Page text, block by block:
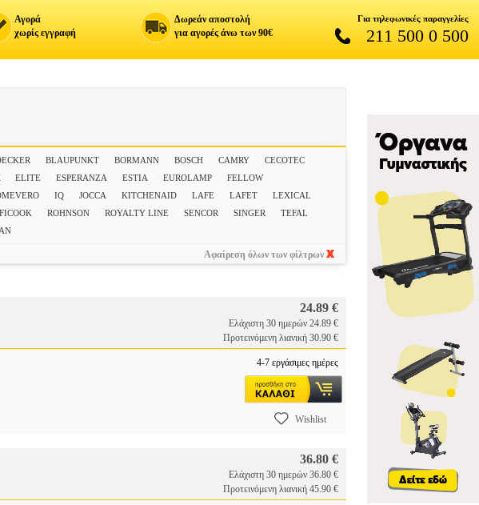
Αγορά
χωρίς εγγραφή
Δωρεάν αποστολή
για αγορές άνω των 90€
Για τηλεφωνικές παραγγελίες
211 500 0 500
BLAUPUNKT BORMANN BOSCH CAMRY
CECOTEC
ELITE ESPERANZA ESTIA EUROLAMP
FELLOW
IQ JOCCA KITCHENAID LAFE LAFET
LEXICAL
ROHNSON ROYALTY LINE SENCOR SINGER
TEFAL
Αφαίρεση όλων των φίλτρων
24.89 €
Ελάχιστη 30 ημερών 24.89 €
Προτεινόμενη λιανική 30.90 €
4-7 εργάσιμες ημέρες
Wishlist
36.80 €
Ελάχιστη 30 ημερών 36.80 €
Προτεινόμενη λιανική 45.90 €